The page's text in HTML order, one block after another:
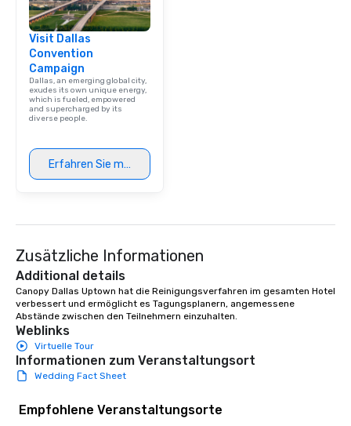
Visit Dallas
Convention
Campaign
Dallas, an emerging global city,
exudes its own unique energy,
which is fueled, empowered
and supercharged by its
diverse people.
Erfahren Sie mehr
Zusätzliche Informationen
Additional details
Canopy Dallas Uptown hat die Reinigungsverfahren im gesamten Hotel
verbessert und ermöglicht es Tagungsplanern, angemessene
Abstände zwischen den Teilnehmern einzuhalten.
Weblinks
Virtuelle Tour
Informationen zum Veranstaltungsort
Wedding Fact Sheet
Empfohlene Veranstaltungsorte